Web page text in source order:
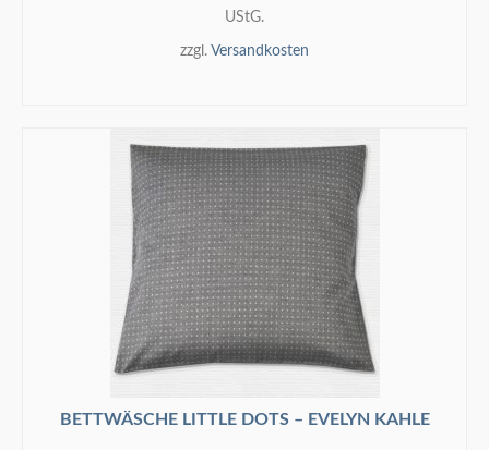
UStG.
zzgl. Versandkosten
BETTWÄSCHE LITTLE DOTS – EVELYN KAHLE